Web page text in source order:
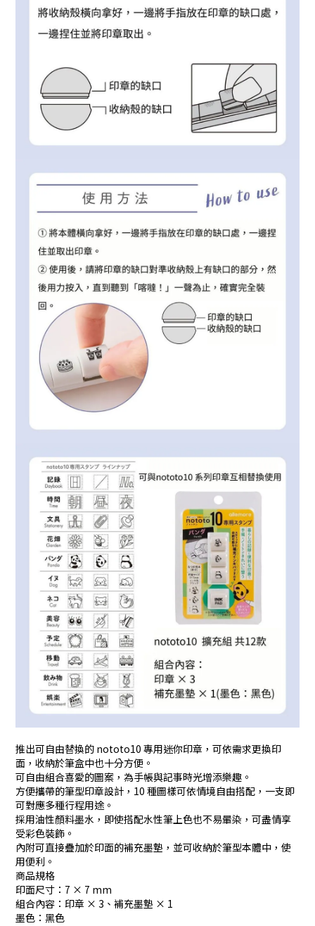
推出可自由替換的 nototo10 專用迷你印章，可依需求更換印
面，收納於筆盒中也十分方便。
可自由組合喜愛的圖案，為手帳與記事時光增添樂趣。
方便攜帶的筆型印章設計，10 種圖樣可依情境自由搭配，一支即
可對應多種行程用途。
採用油性顏料墨水，即使搭配水性筆上色也不易暈染，可盡情享
受彩色裝飾。
內附可直接疊加於印面的補充墨墊，並可收納於筆型本體中，使
用便利。
商品規格
印面尺寸：7 × 7 mm
組合內容：印章 × 3、補充墨墊 × 1
墨色：黑色